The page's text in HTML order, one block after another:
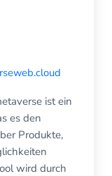
ist ein
es den
Produkte,
wird durch